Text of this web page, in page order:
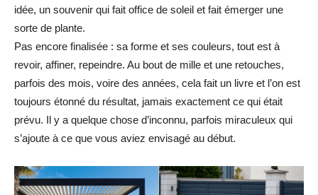
idée, un souvenir qui fait office de soleil et fait émerger une
sorte de plante.
Pas encore finalisée : sa forme et ses couleurs, tout est à
revoir, affiner, repeindre. Au bout de mille et une retouches,
parfois des mois, voire des années, cela fait un livre et l’on est
toujours étonné du résultat, jamais exactement ce qui était
prévu. Il y a quelque chose d’inconnu, parfois miraculeux qui
s’ajoute à ce que vous aviez envisagé au début.